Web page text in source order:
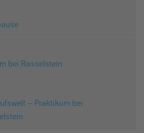
bei Rasselstein
– Praktikum bei